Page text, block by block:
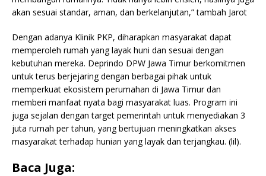
akan sesuai standar, aman, dan berkelanjutan,” tambah Jarot
Dengan adanya Klinik PKP, diharapkan masyarakat dapat
memperoleh rumah yang layak huni dan sesuai dengan
kebutuhan mereka. Deprindo DPW Jawa Timur berkomitmen
untuk terus berjejaring dengan berbagai pihak untuk
memperkuat ekosistem perumahan di Jawa Timur dan
memberi manfaat nyata bagi masyarakat luas. Program ini
juga sejalan dengan target pemerintah untuk menyediakan 3
juta rumah per tahun, yang bertujuan meningkatkan akses
masyarakat terhadap hunian yang layak dan terjangkau. (lil).
Baca Juga: